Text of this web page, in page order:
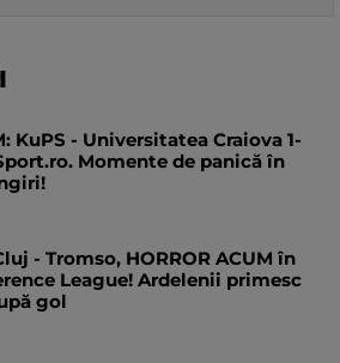
KuPS - Universitatea Craiova 1-
Momente de panică în
- Tromso, HORROR ACUM în
League! Ardelenii primesc
gol